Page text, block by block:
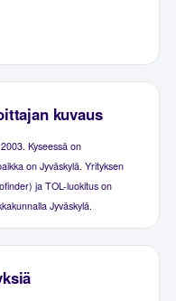
kuvaus
Kyseessä on
on Jyväskylä. Yrityksen
ja TOL-luokitus on
Jyväskylä.